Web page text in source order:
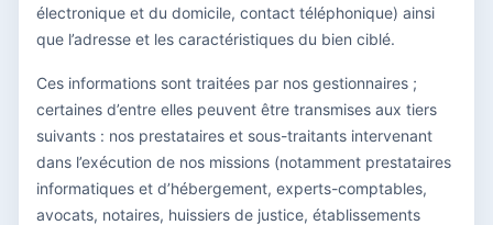
électronique et du domicile, contact téléphonique) ainsi
que l’adresse et les caractéristiques du bien ciblé.
Ces informations sont traitées par nos gestionnaires ;
certaines d’entre elles peuvent être transmises aux tiers
suivants : nos prestataires et sous-traitants intervenant
dans l’exécution de nos missions (notamment prestataires
informatiques et d’hébergement, experts-comptables,
avocats, notaires, huissiers de justice, établissements